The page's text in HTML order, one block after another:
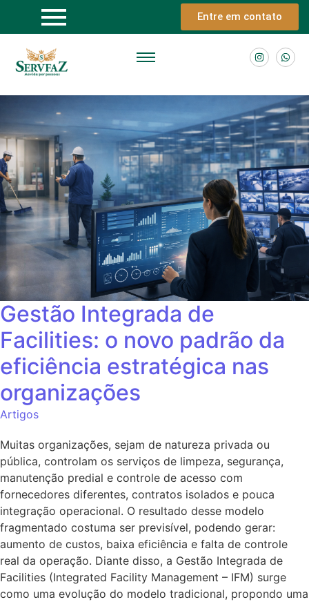
Entre em contato
Gestão Integrada de
Facilities: o novo padrão da
eficiência estratégica nas
organizações
Artigos
Muitas organizações, sejam de natureza privada ou
pública, controlam os serviços de limpeza, segurança,
manutenção predial e controle de acesso com
fornecedores diferentes, contratos isolados e pouca
integração operacional. O resultado desse modelo
fragmentado costuma ser previsível, podendo gerar:
aumento de custos, baixa eficiência e falta de controle
real da operação. Diante disso, a Gestão Integrada de
Facilities (Integrated Facility Management – IFM) surge
como uma evolução do modelo tradicional, propondo uma